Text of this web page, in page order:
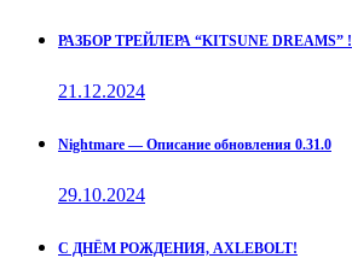
РАЗБОР ТРЕЙЛЕРА “KITSUNE DREAMS” !
21.12.2024
Nightmare — Описание обновления 0.31.0
29.10.2024
С ДНЁМ РОЖДЕНИЯ, AXLEBOLT!